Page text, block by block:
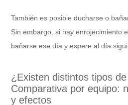
También es posible ducharse o
Sin embargo, si hay enrojecimiento
bañarse ese día y espere al día
¿Existen distintos tipos
Comparativa por equipo:
y efectos